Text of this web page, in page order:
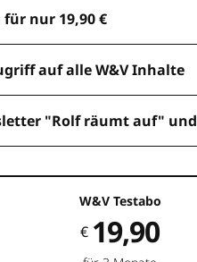
nur 19,90 €
auf alle W&V Inhalte
"Rolf räumt auf"
W&V Testabo
€ 19,90